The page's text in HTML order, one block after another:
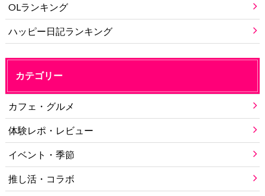
OLランキング
ハッピー日記ランキング
カテゴリー
カフェ・グルメ
体験レポ・レビュー
イベント・季節
推し活・コラボ